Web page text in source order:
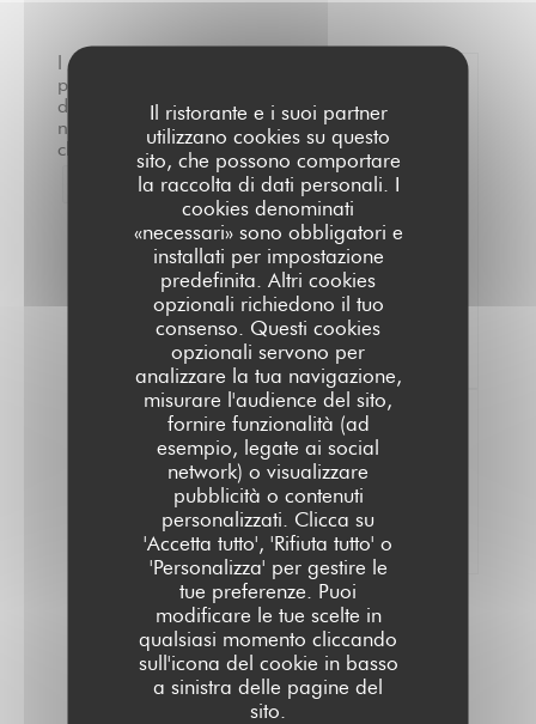
Il ristorante e i suoi partner
utilizzano cookies su questo
sito, che possono comportare
la raccolta di dati personali. I
cookies denominati
«necessari» sono obbligatori e
installati per impostazione
predefinita. Altri cookies
opzionali richiedono il tuo
consenso. Questi cookies
opzionali servono per
analizzare la tua navigazione,
misurare l'audience del sito,
fornire funzionalità (ad
esempio, legate ai social
network) o visualizzare
pubblicità o contenuti
personalizzati. Clicca su
'Accetta tutto', 'Rifiuta tutto' o
'Personalizza' per gestire le
tue preferenze. Puoi
modificare le tue scelte in
qualsiasi momento cliccando
sull'icona del cookie in basso
a sinistra delle pagine del
sito.
I
pareri
dei
nostri
clienti
0
Valutazione media —0 recensioni
Servizio
Atmosfera
Menu
Qualità/Prezzo
100% pareri verificati
Hanno dato il loro parere solo i clienti che
hanno prenotato